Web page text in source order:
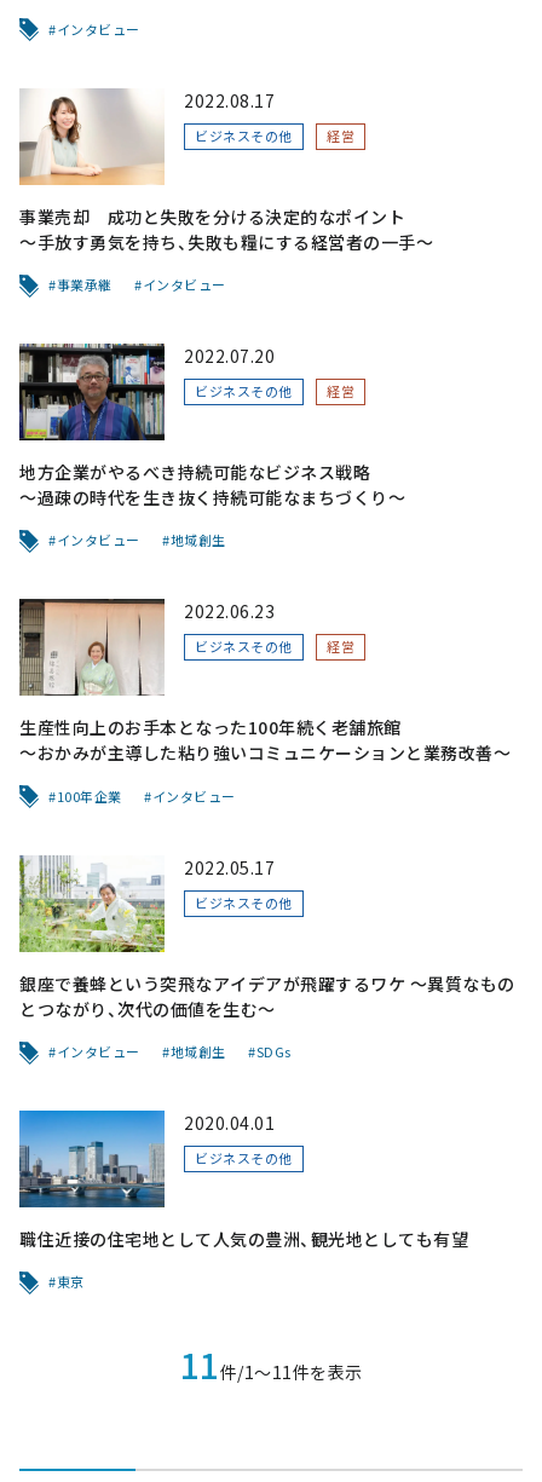
インタビュー
2022.08.17
ビジネスその他 経営
事業売却 成功と失敗を分ける決定的なポイント
～手放す勇気を持ち、失敗も糧にする経営者の一手～
事業承継 インタビュー
2022.07.20
ビジネスその他 経営
地方企業がやるべき持続可能なビジネス戦略
〜過疎の時代を生き抜く持続可能なまちづくり〜
インタビュー 地域創生
2022.06.23
ビジネスその他 経営
生産性向上のお手本となった100年続く老舗旅館
〜おかみが主導した粘り強いコミュニケーションと業務改善〜
100年企業 インタビュー
2022.05.17
ビジネスその他
銀座で養蜂という突飛なアイデアが飛躍するワケ ～異質なもの
とつながり、次代の価値を生む～
インタビュー 地域創生 SDGs
2020.04.01
ビジネスその他
職住近接の住宅地として人気の豊洲、観光地としても有望
東京
11件/1〜11件を表示